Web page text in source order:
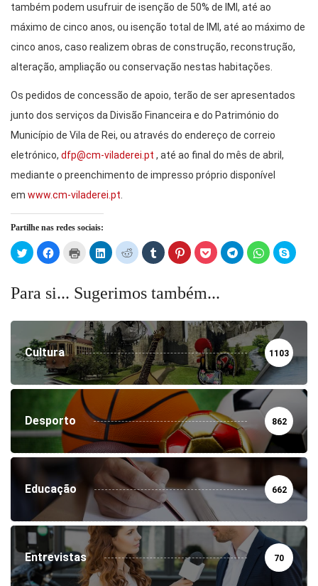
também podem usufruir de isenção de 50% de IMI, até ao
máximo de cinco anos, ou isenção total de IMI, até ao máximo de
cinco anos, caso realizem obras de construção, reconstrução,
alteração, ampliação ou conservação nestas habitações.
Os pedidos de concessão de apoio, terão de ser apresentados
junto dos serviços da Divisão Financeira e do Património do
Município de Vila de Rei, ou através do endereço de correio
eletrónico, dfp@cm-viladerei.pt , até ao final do mês de abril,
mediante o preenchimento de impresso próprio disponível
em www.cm-viladerei.pt.
Partilhe nas redes sociais:
Click
to
share
(Opens
in
window)
Click
to
(Opens
in
window)
Click
print
new
window)
Click
to
share
(Opens
in
window)
Click
to
share
(Opens
in
window)
Click
to
share
Tumblr
(Opens
in
window)
Click
to
share
Pinterest
(Opens
in
window)
Click
to
share
in
window)
Click
to
share
window)
Click
to
share
window)
Click
to
Para si... Sugerimos também...
Cultura 1103
Desporto 862
Educação 662
Entrevistas 70